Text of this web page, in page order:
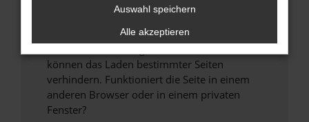
Suchmaschine?
Prüfe deine Browsererweiterungen.
können das Laden bestimmter Seiten
verhindern. Funktioniert die Seite in einem
anderen Browser oder in einem privaten
Fenster?
Auswahl speichern
Alle akzeptieren